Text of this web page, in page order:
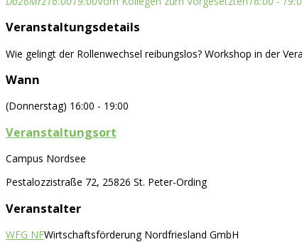
Veranstaltungsdetails
Wie gelingt der Rollenwechsel reibungslos? Workshop in der
Wann
(Donnerstag) 16:00 - 19:00
Veranstaltungsort
Campus Nordsee
Pestalozzistraße 72, 25826 St. Peter-Ording
Veranstalter
WFG NFWirtschaftsförderung Nordfriesland GmbH